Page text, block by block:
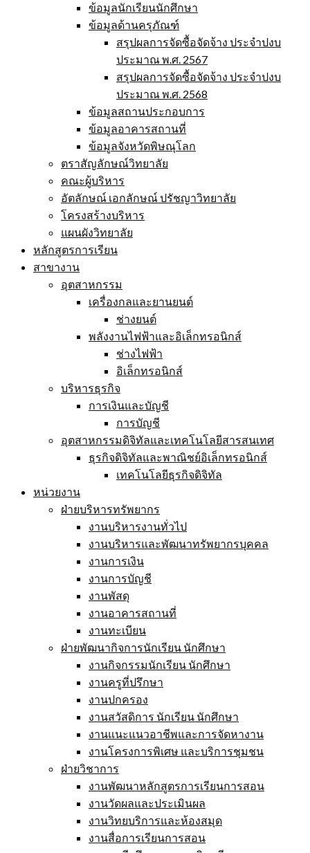
ข้อมูลนักเรียนนักศึกษา
ข้อมูลด้านครุภัณฑ์
สรุปผลการจัดซื้อจัดจ้าง ประจำปงบ
ประมาณ พ.ศ. 2567
สรุปผลการจัดซื้อจัดจ้าง ประจำปงบ
ประมาณ พ.ศ. 2568
ข้อมูลสถานประกอบการ
ข้อมูลอาคารสถานที่
ข้อมูลจังหวัดพิษณุโลก
ตราสัญลักษณ์วิทยาลัย
คณะผู้บริหาร
อัตลักษณ์ เอกลักษณ์ ปรัชญาวิทยาลัย
โครงสร้างบริหาร
แผนผังวิทยาลัย
หลักสูตรการเรียน
สาขางาน
อุตสาหกรรม
เครื่องกลและยานยนต์
ช่างยนต์
พลังงานไฟฟ้าและอิเล็กทรอนิกส์
ช่างไฟฟ้า
อิเล็กทรอนิกส์
บริหารธุรกิจ
การเงินและบัญชี
การบัญชี
อุตสาหกรรมดิจิทัลและเทคโนโลยีสารสนเทศ
ธุรกิจดิจิทัลและพาณิชย์อิเล็กทรอนิกส์
เทคโนโลยีธุรกิจดิจิทัล
หน่วยงาน
ฝ่ายบริหารทรัพยากร
งานบริหารงานทั่วไป
งานบริหารและพัฒนาทรัพยากรบุคคล
งานการเงิน
งานการบัญชี
งานพัสดุ
งานอาคารสถานที่
งานทะเบียน
ฝ่ายพัฒนากิจการนักเรียน นักศึกษา
งานกิจกรรมนักเรียน นักศึกษา
งานครูที่ปรึกษา
งานปกครอง
งานสวัสดิการ นักเรียน นักศึกษา
งานแนะแนวอาชีพและการจัดหางาน
งานโครงการพิเศษ และบริการชุมชน
ฝ่ายวิชาการ
งานพัฒนาหลักสูตรการเรียนการสอน
งานวัดผลและประเมินผล
งานวิทยบริการและห้องสมุด
งานสื่อการเรียนการสอน